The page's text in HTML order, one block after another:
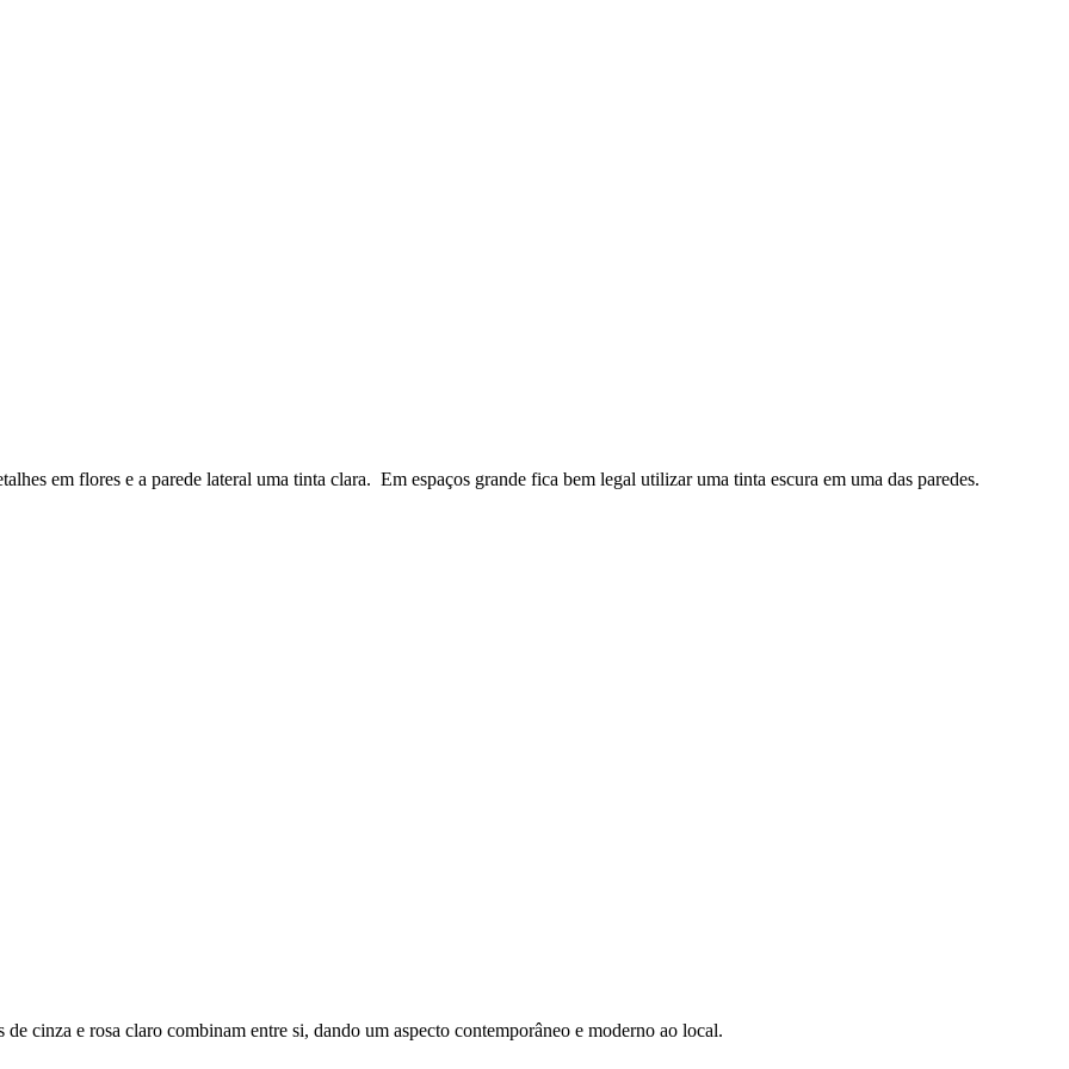
em flores e a parede lateral uma tinta clara. Em espaços grande fica bem legal utilizar uma tinta escura em uma das paredes.
cinza e rosa claro combinam entre si, dando um aspecto contemporâneo e moderno ao local.